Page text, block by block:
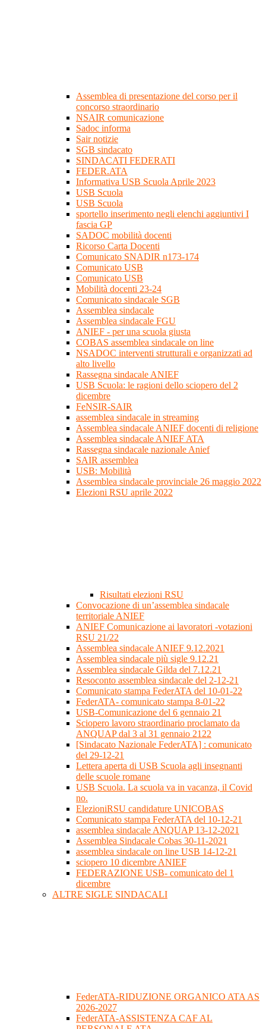
Assemblea di presentazione del corso per il
concorso straordinario
NSAIR comunicazione
Sadoc informa
Sair notizie
SGB sindacato
SINDACATI FEDERATI
FEDER.ATA
Informativa USB Scuola Aprile 2023
USB Scuola
USB Scuola
sportello inserimento negli elenchi aggiuntivi I
fascia GP
SADOC mobilità docenti
Ricorso Carta Docenti
Comunicato SNADIR n173-174
Comunicato USB
Comunicato USB
Mobilità docenti 23-24
Comunicato sindacale SGB
Assemblea sindacale
Assemblea sindacale FGU
ANIEF - per una scuola giusta
COBAS assemblea sindacale on line
NSADOC interventi strutturali e organizzati ad
alto livello
Rassegna sindacale ANIEF
USB Scuola: le ragioni dello sciopero del 2
dicembre
FeNSIR-SAIR
assemblea sindacale in streaming
Assemblea sindacale ANIEF docenti di religione
Assemblea sindacale ANIEF ATA
Rassegna sindacale nazionale Anief
SAIR assemblea
USB: Mobilità
Assemblea sindacale provinciale 26 maggio 2022
Elezioni RSU aprile 2022
Risultati elezioni RSU
Convocazione di un’assemblea sindacale
territoriale ANIEF
ANIEF Comunicazione ai lavoratori -votazioni
RSU 21/22
Assemblea sindacale ANIEF 9.12.2021
Assemblea sindacale più sigle 9.12.21
Assemblea sindacale Gilda del 7.12.21
Resoconto assemblea sindacale del 2-12-21
Comunicato stampa FederATA del 10-01-22
FederATA- comunicato stampa 8-01-22
USB-Comunicazione del 6 gennaio 21
Sciopero lavoro straordinario proclamato da
ANQUAP dal 3 al 31 gennaio 2122
[Sindacato Nazionale FederATA] : comunicato
del 29-12-21
Lettera aperta di USB Scuola agli insegnanti
delle scuole romane
USB Scuola. La scuola va in vacanza, il Covid
no.
ElezioniRSU candidature UNICOBAS
Comunicato stampa FederATA del 10-12-21
assemblea sindacale ANQUAP 13-12-2021
Assemblea Sindacale Cobas 30-11-2021
assemblea sindacale on line USB 14-12-21
sciopero 10 dicembre ANIEF
FEDERAZIONE USB- comunicato del 1
dicembre
ALTRE SIGLE SINDACALI
FederATA-RIDUZIONE ORGANICO ATA AS
2026-2027
FederATA-ASSISTENZA CAF AL